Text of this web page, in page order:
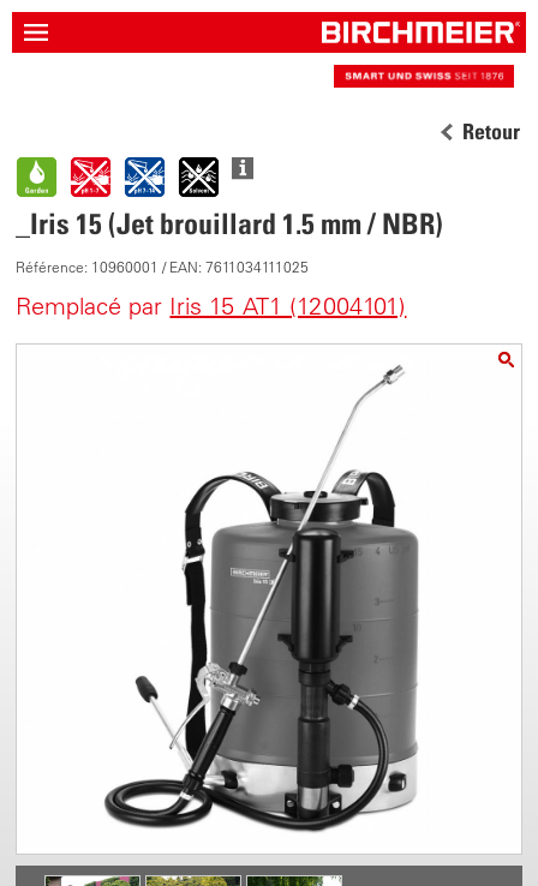
Retour
_Iris 15 (Jet brouillard 1.5 mm / NBR)
Référence: 10960001 / EAN: 7611034111025
Remplacé par Iris 15 AT1 (12004101)